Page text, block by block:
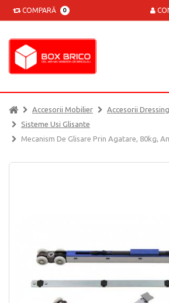
COMPARĂ 0
Accesorii Mobilier
Accesorii
Sisteme Usi Glisante
Mecanism De Glisare Prin Agatare, 80kg,